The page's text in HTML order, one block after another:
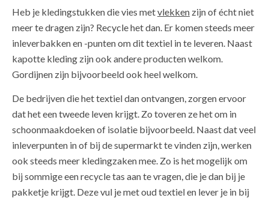
Heb je kledingstukken die vies metvlekken zijn of écht niet
meer te dragen zijn? Recycle het dan. Er komen steeds meer
inleverbakken en -punten om dit textiel in te leveren. Naast
kapotte kleding zijn ook andere producten welkom.
Gordijnen zijn bijvoorbeeld ook heel welkom.
De bedrijven die het textiel dan ontvangen, zorgen ervoor
dat het een tweede leven krijgt. Zo toveren ze het om in
schoonmaakdoeken of isolatie bijvoorbeeld. Naast dat veel
inleverpunten in of bij de supermarkt te vinden zijn, werken
ook steeds meer kledingzaken mee. Zo is het mogelijk om
bij sommige een recycle tas aan te vragen, die je dan bij je
pakketje krijgt. Deze vul je met oud textiel en lever je in bij